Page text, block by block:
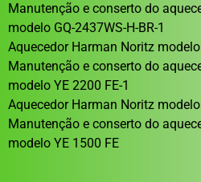
Manutenção e conserto do
modelo GQ-2437WS-H-BR-1
Aquecedor Harman Noritz modelo
Manutenção e conserto do
modelo YE 2200 FE-1
Aquecedor Harman Noritz
Manutenção e conserto do
modelo YE 1500 FE